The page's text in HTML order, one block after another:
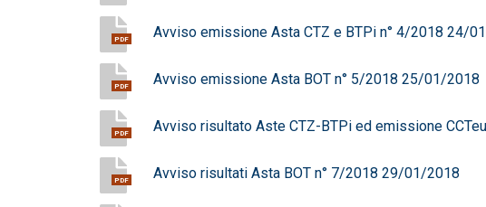
PDF Avviso emissione Asta CTZ e BTPi n° 4/2018 24/
PDF Avviso emissione Asta BOT n° 5/2018 25/01/2018
PDF Avviso risultato Aste CTZ-BTPi ed emissione
PDF Avviso risultati Asta BOT n° 7/2018 29/01/2018